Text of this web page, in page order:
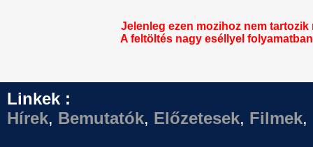
Jelenleg ezen mozihoz nem tartozik
A feltöltés nagy eséllyel
Linkek :
Hírek, Bemutatók, Előzetesek, Filmek,